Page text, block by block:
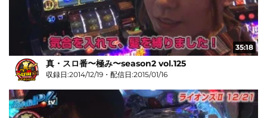
35:18
真・スロ番〜極み〜season2 vol.125
収録日:2014/12/19・配信日:2015/01/16